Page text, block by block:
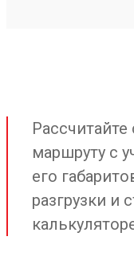
маршруту с
его
разгрузки и